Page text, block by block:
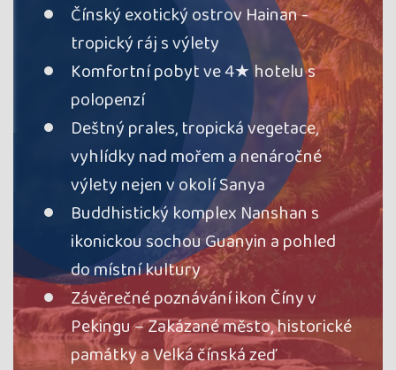
Čínský exotický ostrov Hainan -
tropický ráj s výlety
Komfortní pobyt ve 4★ hotelu s
polopenzí
Deštný prales, tropická vegetace,
vyhlídky nad mořem a nenáročné
výlety nejen v okolí Sanya
Buddhistický komplex Nanshan s
ikonickou sochou Guanyin a pohled
do místní kultury
Závěrečné poznávání ikon Číny v
Pekingu – Zakázané město, historické
památky a Velká čínská zeď